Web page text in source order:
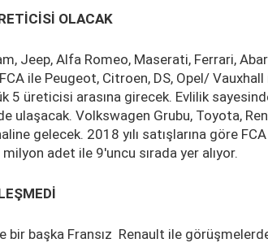
OLACAK
Jeep, Alfa Romeo, Maserati, Ferrari,
ile Peugeot, Citroen, DS, Opel/ Vauxhall
5 üreticisi arasına girecek. Evlilik
ulaşacak. Volkswagen Grubu, Toyota,
gelecek. 2018 yılı satışlarına göre
adet ile 9'uncu sırada yer alıyor.
bir başka Fransız Renault ile